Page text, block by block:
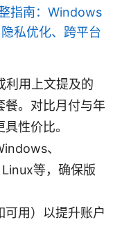
指南：Windows
私优化、跨平台
利用上文提及的
餐。对比月付与年
性价比。
、
等，确保版
可用）以提升账户